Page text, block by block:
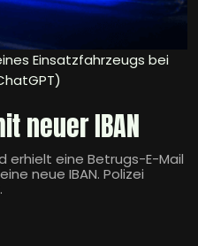
Einsatzfahrzeugs bei
neuer IBAN
erhielt eine Betrugs-E-Mail
neue IBAN. Polizei